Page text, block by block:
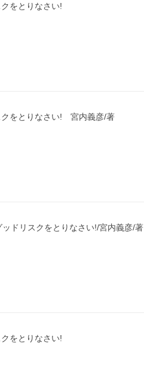
をとりなさい!
クをとりなさい! 宮内義彦/著
ッドリスクをとりなさい!/宮内義彦/著
をとりなさい!